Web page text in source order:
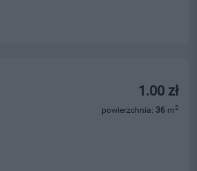
1.00 zł
powierzchnia: 36 m2